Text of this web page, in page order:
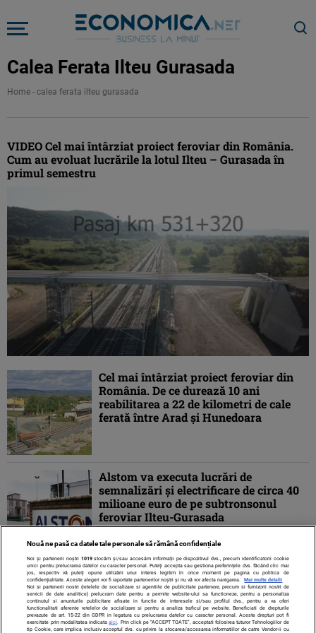
Calea Ferata Ilteu Gurasada
Home - calea ferata ilteu gurasada
VIDEO Cel mai întârziat proiect feroviar din România.
Cum au evoluat lucrările la lotul Ilteu – Gurasada în
primul semestru
Cel mai întârziat proiect feroviar din
România. De ce durează 10 ani
reabilitarea a 22 de kilometri de cale
ferată între Arad și Hunedoara
Alstom va executa lucrări de
semnalizări şi electrificare de circa 40
milioane euro de pe subtronsonul
feroviar Ilteu-Gurasada
Nouă ne pasă ca datele tale personale să rămână confidențiale
Noi și partenerii noștri 1019stocăm și/sau accesăm informații pe dispozitivul dvs., precum identificatorii cookie
unici pentru prelucrarea datelor cu caracter personal. Puteți accepta sau gestiona preferințele dvs. făcând clic mai
jos, respectiv vă puteți opune utilizării unui interes legitim în orice moment pe pagina cu politica de
confidențialitate. Aceste alegeri vor fi raportate partenerilor noștri și nu vă vor afecta navigarea.
Mai multe detalii
Noi si partenerii nostri (retelele de socializare si agentiile de publicitate partenere, precum si furnizorii nostri de
servicii de date analitice) prelucram date pentru a permite website-ului sa functioneze, pentru a personaliza
continutul si anunturile publicitare afisate in functie de interesele si/sau profilul dvs., pentru a va oferi
functionalitati aferente retelelor de socializare si pentru a analiza traficul pe website. Beneficiati de drepturile
prevazute de art. 15-22 din GDPR in legatura cu prelucrarea datelor cu caracter personal. Aceste drepturi pot fi
exercitate prin modalitatea indicataaici . Prin click pe “ACCEPT TOATE”, acceptati folosirea tuturor Tehnologiilor de
tip Cookie, care implica inclusiv acceptul dvs. cu privire la stocarea/accesarea informatiilor de catre Vendor-ii cu